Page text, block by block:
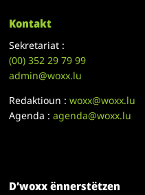
Kontakt
Sekretariat :
(00)352 29 79 99
admin@woxx.lu
Redaktioun :woxx@woxx.lu
Agenda :agenda@woxx.lu
D’woxx ënnerstëtzen